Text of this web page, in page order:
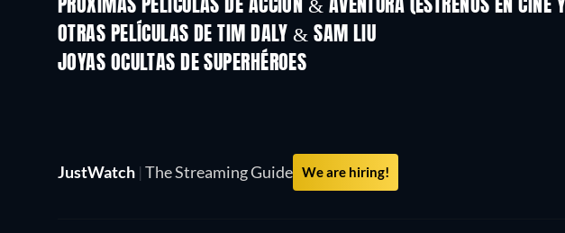
PRÓXIMAS PELÍCULAS DE ACCIÓN & AVENTURA (ESTRENOS EN CINE
OTRAS PELÍCULAS DE TIM DALY & SAM LIU
JOYAS OCULTAS DE SUPERHÉROES
JustWatch | The Streaming Guide We are hiring!